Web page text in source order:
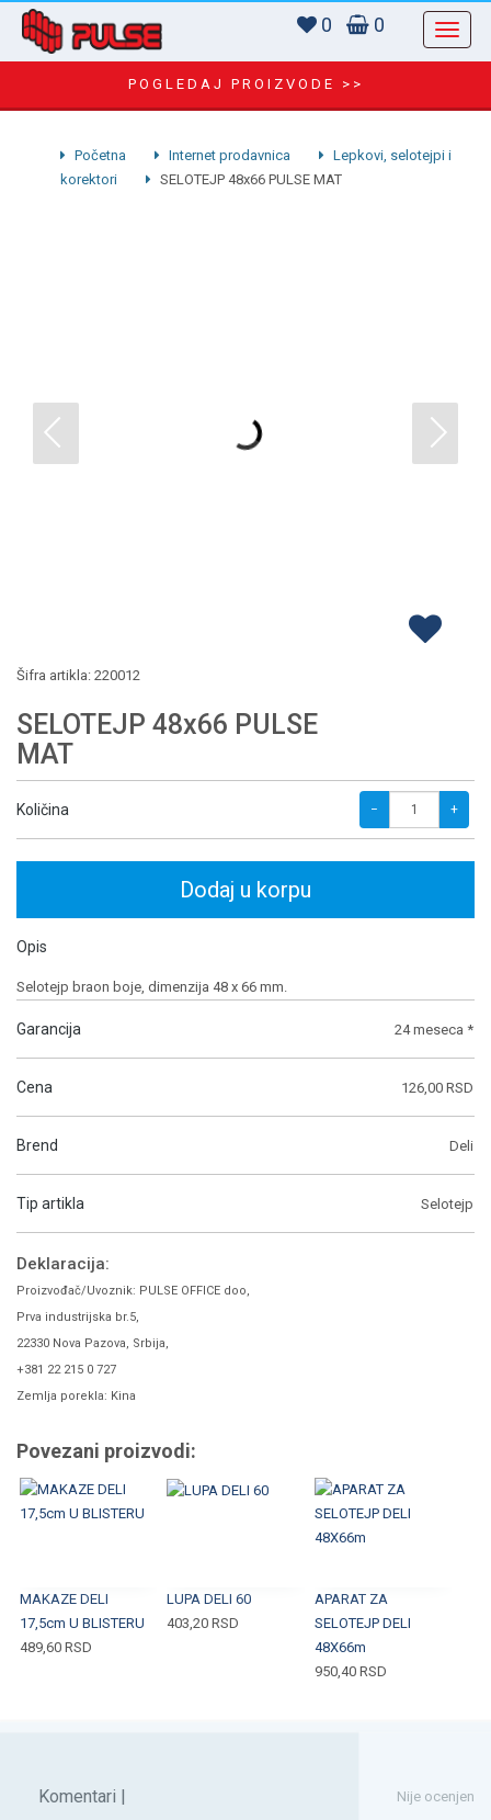
0 0
POGLEDAJ PROIZVODE >>
Početna Internet prodavnica
Lepkovi, selotejpi i
korektori
SELOTEJP 48x66 PULSE MAT
Šifra artikla: 220012
SELOTEJP 48x66 PULSE
MAT
Količina − +
Dodaj u korpu
Opis
Selotejp braon boje, dimenzija 48 x 66 mm.
Garancija 24 meseca *
Cena 126,00 RSD
Brend Deli
Tip artikla Selotejp
Deklaracija:
Proizvođač/Uvoznik: PULSE OFFICE doo,
Prva industrijska br.5,
22330 Nova Pazova, Srbija,
+381 22 215 0 727
Zemlja porekla: Kina
Povezani proizvodi:
MAKAZE DELI
17,5cm U BLISTERU
489,60 RSD
LUPA DELI 60
403,20RSD
APARAT ZA
SELOTEJP DELI
48X66m
950,40 RSD
Nije ocenjen
Komentari |